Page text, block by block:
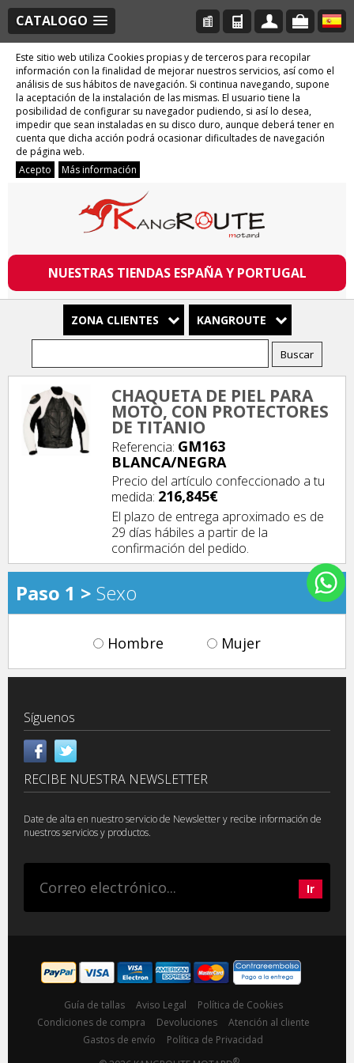
CATALOGO
Este sitio web utiliza Cookies propias y de terceros para recopilar
información con la finalidad de mejorar nuestros servicios, así como el
análisis de sus hábitos de navegación. Si continua navegando, supone
la aceptación de la instalación de las mismas. El usuario tiene la
posibilidad de configurar su navegador pudiendo, si así lo desea,
impedir que sean instaladas en su disco duro, aunque deberá tener en
cuenta que dicha acción podrá ocasionar dificultades de navegación
de página web.
Acepto
Más información
NUESTRAS TIENDAS ESPAÑA Y PORTUGAL
ZONA CLIENTES KANGROUTE
CHAQUETA DE PIEL PARA
MOTO, CON PROTECTORES
DE TITANIO
Referencia: GM163
BLANCA/NEGRA
Precio del artículo confeccionado a tu
medida: 216,845€
El plazo de entrega aproximado es de
29 días hábiles a partir de la
confirmación del pedido.
Paso 1 > Sexo
Hombre Mujer
Síguenos
RECIBE NUESTRA NEWSLETTER
Date de alta en nuestro servicio de Newsletter y recibe información de
nuestros servicios y productos.
Guía de tallas Aviso Legal
Política de Cookies
Condiciones de compra
Devoluciones
Atención al cliente
Gastos de envío
Política de Privacidad
®